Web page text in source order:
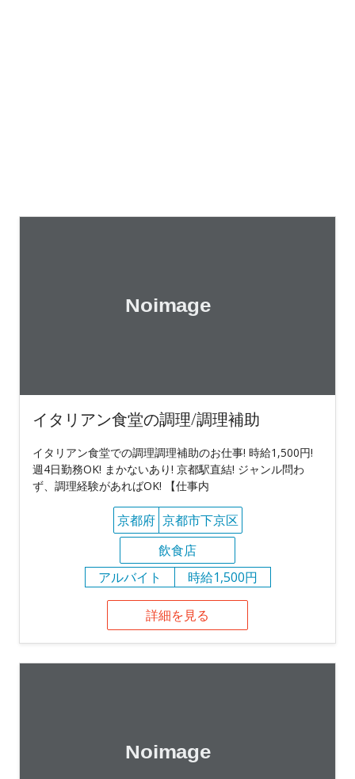
イタリアン食堂の調理/調理補助
イタリアン食堂での調理調理補助のお仕事! 時給1,500円!
週4日勤務OK! まかないあり! 京都駅直結! ジャンル問わ
ず、調理経験があればOK! 【仕事内
京都府 京都市下京区
飲食店
アルバイト
時給1,500円
詳細を見る